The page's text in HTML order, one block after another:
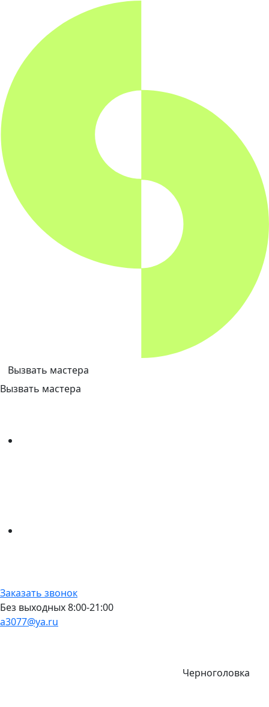
Вызвать мастера
Вызвать мастера
Заказать звонок
Без выходных 8:00-21:00
a3077@ya.ru
Черноголовка